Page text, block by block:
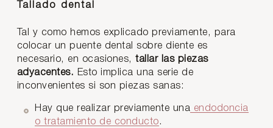
Tallado dental
Tal y como hemos explicado previamente, para
colocar un puente dental sobre diente es
necesario, en ocasiones, tallar las piezas
adyacentes. Esto implica una serie de
inconvenientes si son piezas sanas:
Hay que realizar previamente una endodoncia
o tratamiento de conducto .